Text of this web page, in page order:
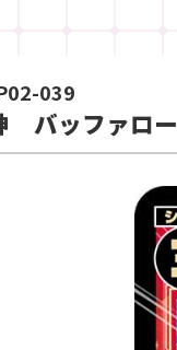
039
バッファロー